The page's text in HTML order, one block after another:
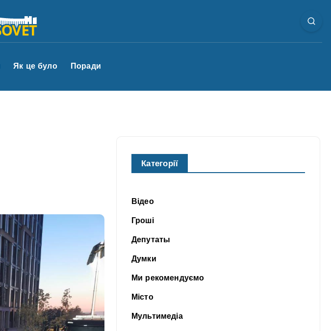
Як це було Поради
Категорії
Відео
Гроші
Депутаты
Думки
Ми рекомендуємо
Місто
Мультимедіа